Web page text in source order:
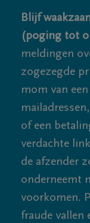
Blijf
(poging tot
meldingen
zogezegde
mom van
of een
verdachte
de afzender
onderneemt
voorkomen.
fraude